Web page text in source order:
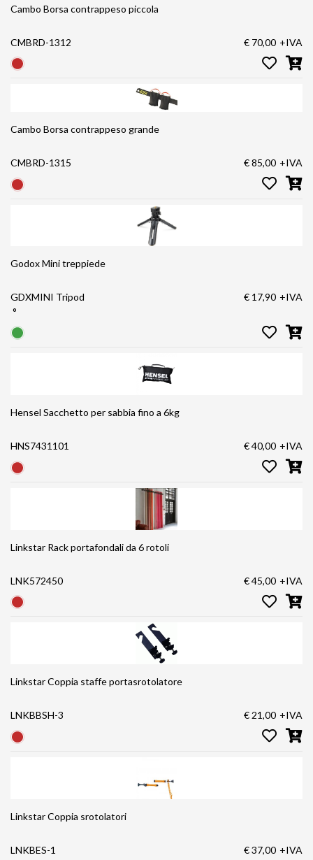
Cambo Borsa contrappeso piccola
CMBRD-1312 € 70,00 +IVA
Cambo Borsa contrappeso grande
CMBRD-1315 € 85,00 +IVA
Godox Mini treppiede
GDXMINI Tripod
°
€ 17,90 +IVA
Hensel Sacchetto per sabbia fino a 6kg
HNS7431101 € 40,00 +IVA
Linkstar Rack portafondali da 6 rotoli
LNK572450 € 45,00 +IVA
Linkstar Coppia staffe portasrotolatore
LNKBBSH-3 € 21,00 +IVA
Linkstar Coppia srotolatori
LNKBES-1 € 37,00 +IVA